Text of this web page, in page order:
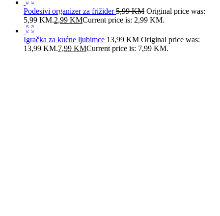
Podesivi organizer za frižider5,99KM Original price was:
5,99 KM.2,99 KMCurrent price is: 2,99 KM.
Igračka za kućne ljubimce 13,99KM Original price was:
13,99 KM.7,99 KMCurrent price is: 7,99 KM.